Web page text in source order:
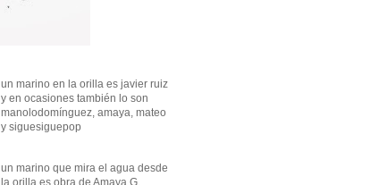
un marino en la orilla es javier ruiz
y en ocasiones también lo son
manolodomínguez, amaya, mateo
y siguesiguepop
un marino que mira el agua desde
la orilla es obra de Amaya G.